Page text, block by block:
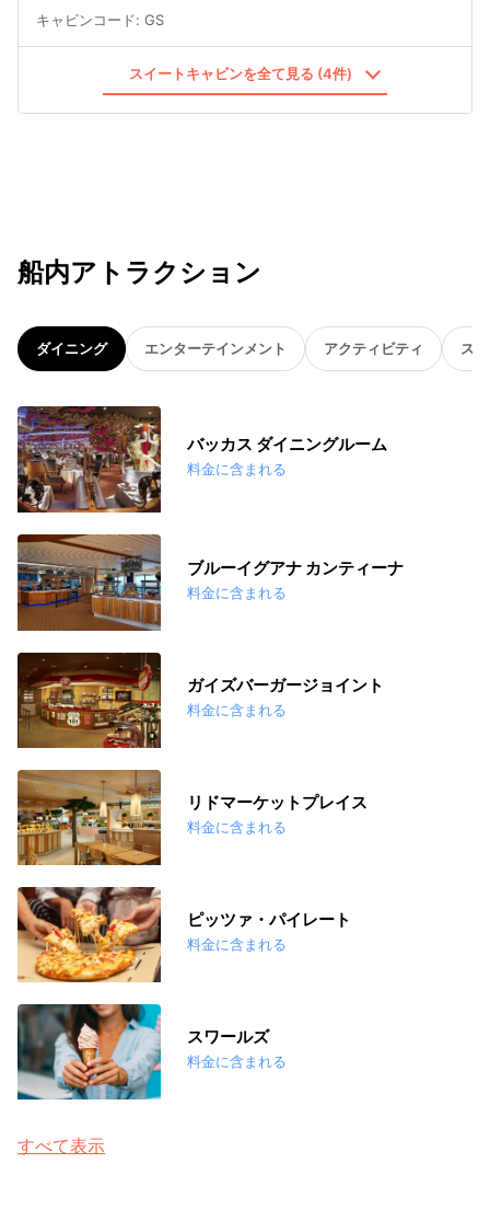
キャビンコード: GS
スイートキャビンを全て見る (4件)
船内アトラクション
ダイニング エンターテインメント アクティビティ ス
バッカス ダイニングルーム
料金に含まれる
ブルーイグアナ カンティーナ
料金に含まれる
ガイズバーガージョイント
料金に含まれる
リドマーケットプレイス
料金に含まれる
ピッツァ・パイレート
料金に含まれる
スワールズ
料金に含まれる
すべて表示